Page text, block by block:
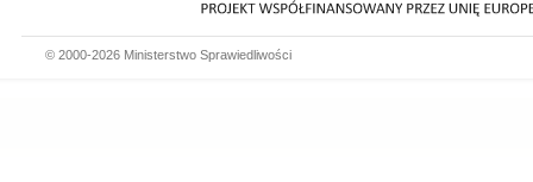
© 2000-2026 Ministerstwo Sprawiedliwości